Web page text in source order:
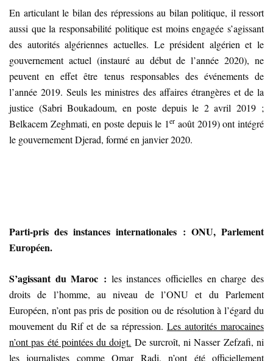
En articulant le bilan des répressions au bilan politique, il ressort
aussi que la responsabilité politique est moins engagée s’agissant
des autorités algériennes actuelles. Le président algérien et le
gouvernement actuel (instauré au début de l’année 2020), ne
peuvent en effet être tenus responsables des événements de
l’année 2019. Seuls les ministres des affaires étrangères et de la
justice (Sabri Boukadoum, en poste depuis le 2 avril 2019 ;
Belkacem Zeghmati, en poste depuis le 1er août 2019) ont intégré
le gouvernement Djerad, formé en janvier 2020.
Parti-pris des instances internationales : ONU, Parlement
Européen.
S’agissant du Maroc : les instances officielles en charge des
droits de l’homme, au niveau de l’ONU et du Parlement
Européen, n’ont pas pris de position ou de résolution à l’égard du
mouvement du Rif et de sa répression. Les autorités marocaines
n’ont pas été pointées du doigt. De surcroît, ni Nasser Zefzafi, ni
les journalistes comme Omar Radi, n’ont été officiellement